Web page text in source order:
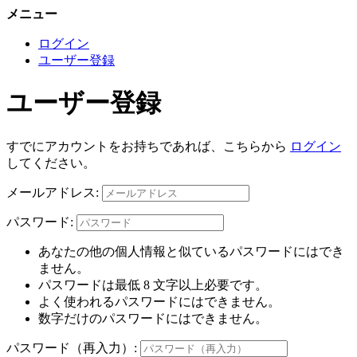
メニュー
ログイン
ユーザー登録
ユーザー登録
すでにアカウントをお持ちであれば、こちらから ログイン
してください。
メールアドレス:
パスワード:
あなたの他の個人情報と似ているパスワードにはでき
ません。
パスワードは最低 8 文字以上必要です。
よく使われるパスワードにはできません。
数字だけのパスワードにはできません。
パスワード（再入力）: